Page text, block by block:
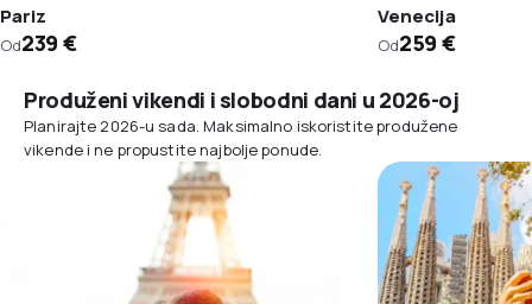
Pariz
Od239 €
Venecija
Od259 €
Produženi vikendi i slobodni dani u 2026-oj
Planirajte 2026-u sada. Maksimalno iskoristite produžene
vikende i ne propustite najbolje ponude.